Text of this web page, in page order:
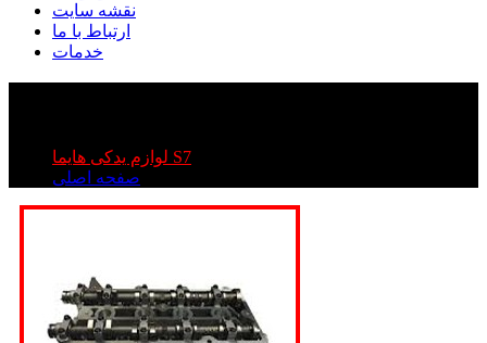
نقشه سایت
ارتباط با ما
خدمات
لوازم یدکی هایما S7
صفحه اصلی